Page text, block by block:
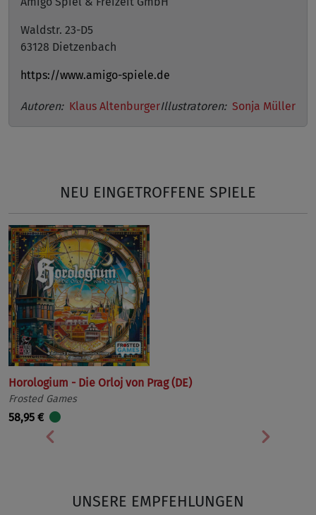
Waldstr. 23-D5
63128 Dietzenbach
https://www.amigo-spiele.de
Autoren: Klaus AltenburgerIllustratoren: Sonja Müller
NEU EINGETROFFENE SPIELE
Horologium - Die Orloj von Prag (DE)
Frosted Games
58,95 €
Vorherige
UNSERE EMPFEHLUNGEN